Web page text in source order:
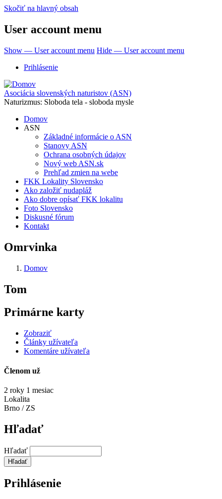
Skočiť na hlavný obsah
User account menu
Show — User account menu Hide — User account menu
Prihlásenie
Asociácia slovenských naturistov (ASN)
Naturizmus: Sloboda tela - sloboda mysle
Domov
ASN
Základné informácie o ASN
Stanovy ASN
Ochrana osobných údajov
Nový web ASN.sk
Prehľad zmien na webe
FKK Lokality Slovensko
Ako založiť nudapláž
Ako dobre opísať FKK lokalitu
Foto Slovensko
Diskusné fórum
Kontakt
Omrvinka
Domov
Tom
Primárne karty
Zobraziť
Články užívateľa
Komentáre užívateľa
Členom už
2 roky 1 mesiac
Lokalita
Brno / ZS
Hľadať
Hľadať
Prihlásenie